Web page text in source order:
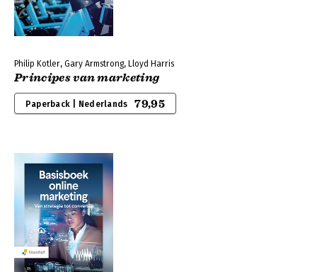
Philip Kotler, Gary Armstrong, Lloyd Harris
Principes van marketing
Paperback | Nederlands 79,95